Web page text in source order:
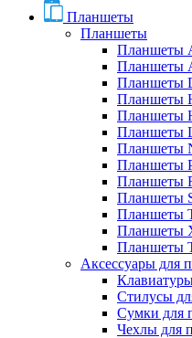
Планшеты
Планшеты
Планшеты
Планшеты
Планшеты
Планшеты
Планшеты
Планшеты
Планшеты
Планшеты
Планшеты
Планшеты
Планшеты
Планшеты
Планшеты
Аксессуары для
Стилусы
Сумки для
Чехлы для